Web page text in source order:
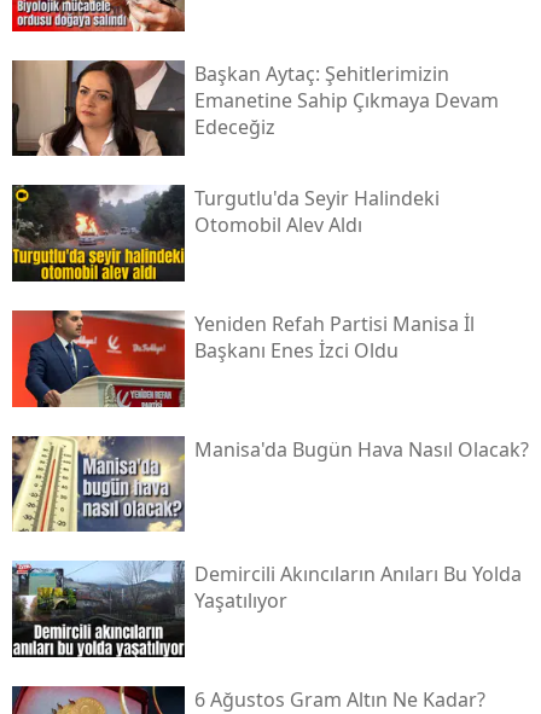
Başkan Aytaç: Şehitlerimizin
Emanetine Sahip Çıkmaya Devam
Edeceğiz
Turgutlu'da Seyir Halindeki
Otomobil Alev Aldı
Yeniden Refah Partisi Manisa İl
Başkanı Enes İzci Oldu
Manisa'da Bugün Hava Nasıl Olacak?
Demircili Akıncıların Anıları Bu Yolda
Yaşatılıyor
6 Ağustos Gram Altın Ne Kadar?